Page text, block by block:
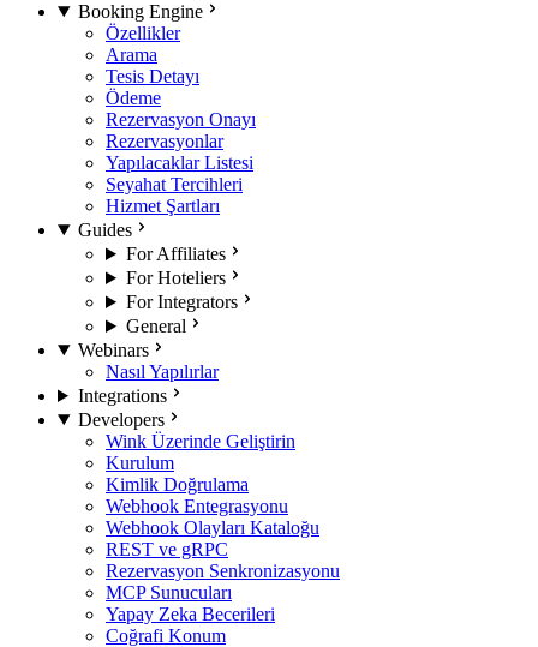
Booking Engine
Özellikler
Arama
Tesis Detayı
Ödeme
Rezervasyon Onayı
Rezervasyonlar
Yapılacaklar Listesi
Seyahat Tercihleri
Hizmet Şartları
Guides
For Affiliates
For Hoteliers
For Integrators
General
Webinars
Nasıl Yapılırlar
Integrations
Developers
Wink Üzerinde Geliştirin
Kurulum
Kimlik Doğrulama
Webhook Entegrasyonu
Webhook Olayları Kataloğu
REST ve gRPC
Rezervasyon Senkronizasyonu
MCP Sunucuları
Yapay Zeka Becerileri
Coğrafi Konum